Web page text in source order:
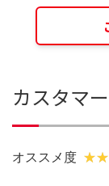
カスタマ
オススメ度